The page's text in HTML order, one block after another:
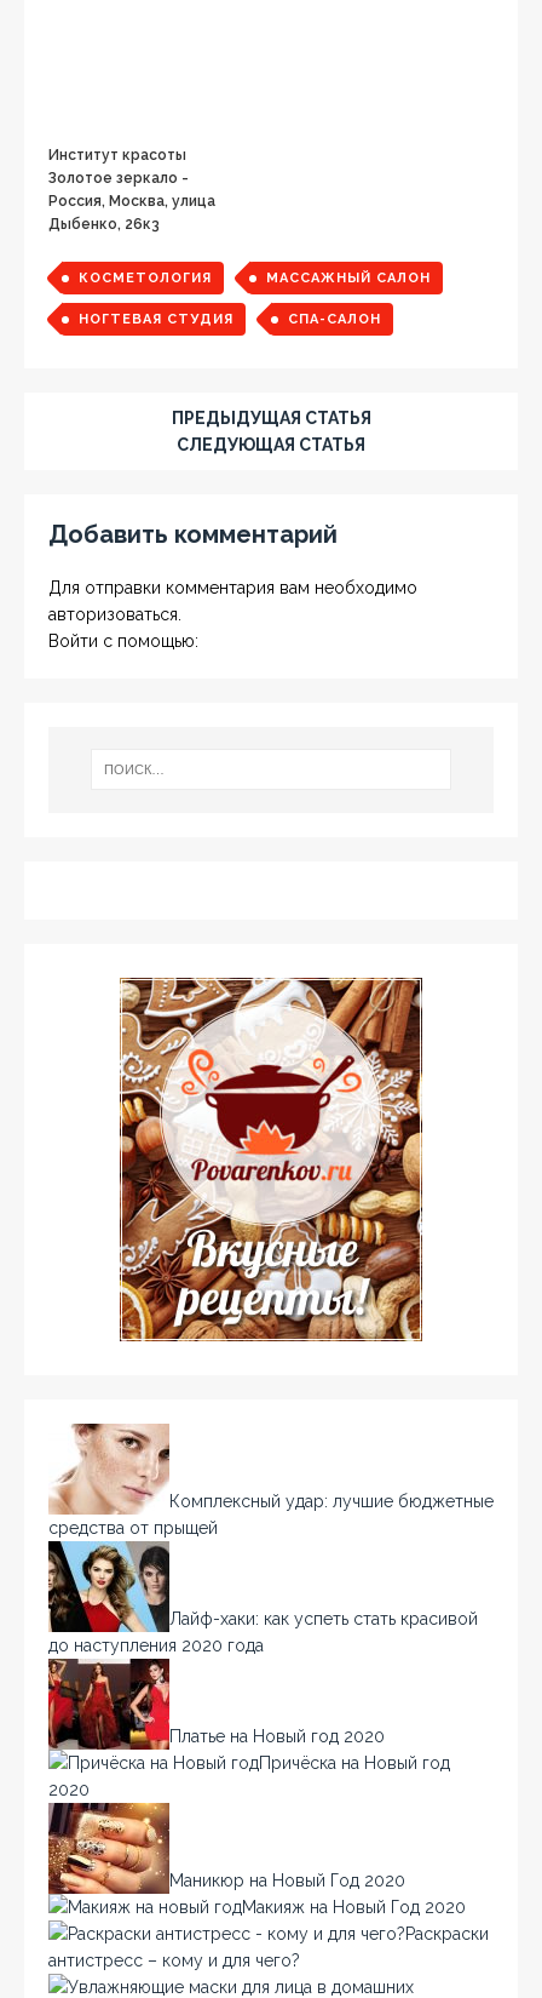
Институт красоты
Золотое зеркало -
Россия, Москва, улица
Дыбенко, 26к3
КОСМЕТОЛОГИЯ МАССАЖНЫЙ САЛОН
НОГТЕВАЯ СТУДИЯ СПА-САЛОН
ПРЕДЫДУЩАЯ СТАТЬЯ
СЛЕДУЮЩАЯ СТАТЬЯ
Добавить комментарий
Для отправки комментария вам необходимо
авторизоваться
Войти с помощью:
Комплексный удар: лучшие бюджетные
средства от прыщей
Лайф-хаки: как успеть стать красивой
до наступления 2020 года
Платье на Новый год 2020
Причёска на Новый год
2020
Маникюр на Новый Год 2020
Макияж на Новый Год 2020
Раскраски
антистресс – кому и для чего?